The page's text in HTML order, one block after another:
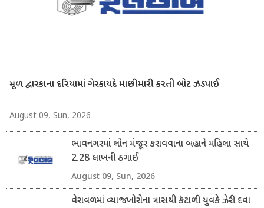
મૂળ દ્વારકાના દરિયામાં ગેરકાયદે માછીમારી કરતી બોટ ઝડપાઈ
August 09, Sun, 2026
ભાવનગરમાં લોન મંજૂર કરાવવાના બહાને મહિલા સાથે
2.28 લાખની ઠગાઈ
August 09, Sun, 2026
વેરાવળમાં વ્યાજખોરોના ત્રાસથી કંટાળી યુવકે ઝેરી દવા